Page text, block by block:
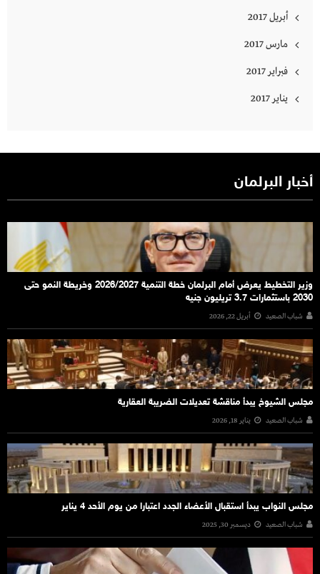
أبريل 2017
مارس 2017
فبراير 2017
يناير 2017
أخبار البرلمان
وزير التخطيط يعرض أمام البرلمان خطة التنمية 2026/2027 وخريطة النمو حتى
2030 باستثمارات 3.7 تريليون جنيه
شباب الصعيد أبريل 22, 2026
مجلس الشيوخ يبدأ مناقشة تعديلات الضريبة العقارية
شباب الصعيد يناير 18, 2026
مجلس النواب يبدأ استقبال الأعضاء الجدد اعتبارا من يوم الأحد 4 يناير
شباب الصعيد ديسمبر 30, 2025